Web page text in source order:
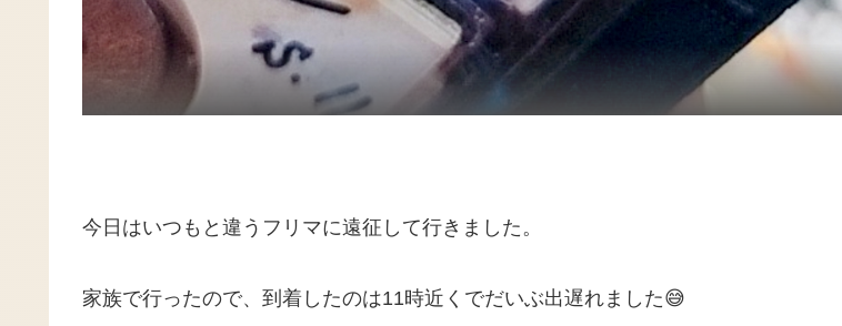
今日はいつもと違うフリマに遠征して行きました。
家族で行ったので、到着したのは11時近くでだいぶ出遅れました😅